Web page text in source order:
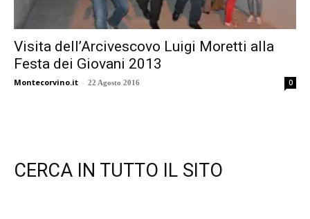
Visita dell’Arcivescovo Luigi Moretti alla
Festa dei Giovani 2013
Montecorvino.it - 22 Agosto 2016 0
CERCA IN TUTTO IL SITO